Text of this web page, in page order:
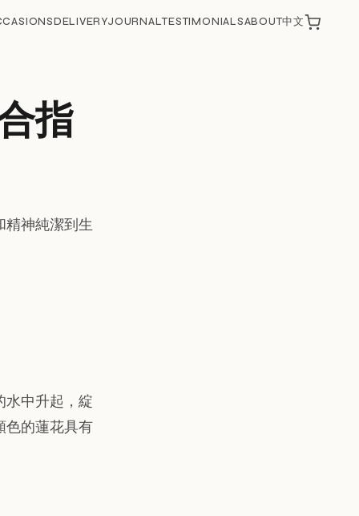
DELIVERYJOURNALTESTIMONIALSABOUT中文
指
精神純潔到生
水中升起，綻
色的蓮花具有